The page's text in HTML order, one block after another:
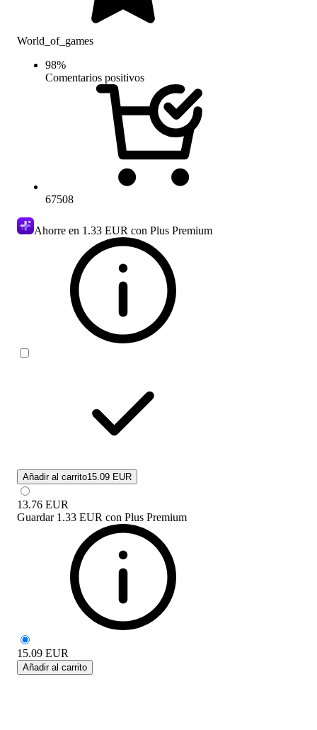
World_of_games
98%
Comentarios positivos
67508
Ahorre en 1.33 EUR con Plus Premium
Añadir al carrito15.09 EUR
13.76 EUR
Guardar 1.33 EUR con Plus Premium
15.09 EUR
Añadir al carrito